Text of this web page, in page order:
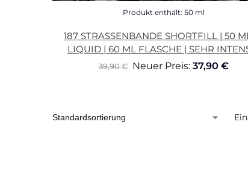
Produkt enthält: 50 ml
187 STRASSENBANDE SHORTFILL | 50
LIQUID | 60 ML FLASCHE | SEHR
39,90€ Neuer Preis: 37,90€